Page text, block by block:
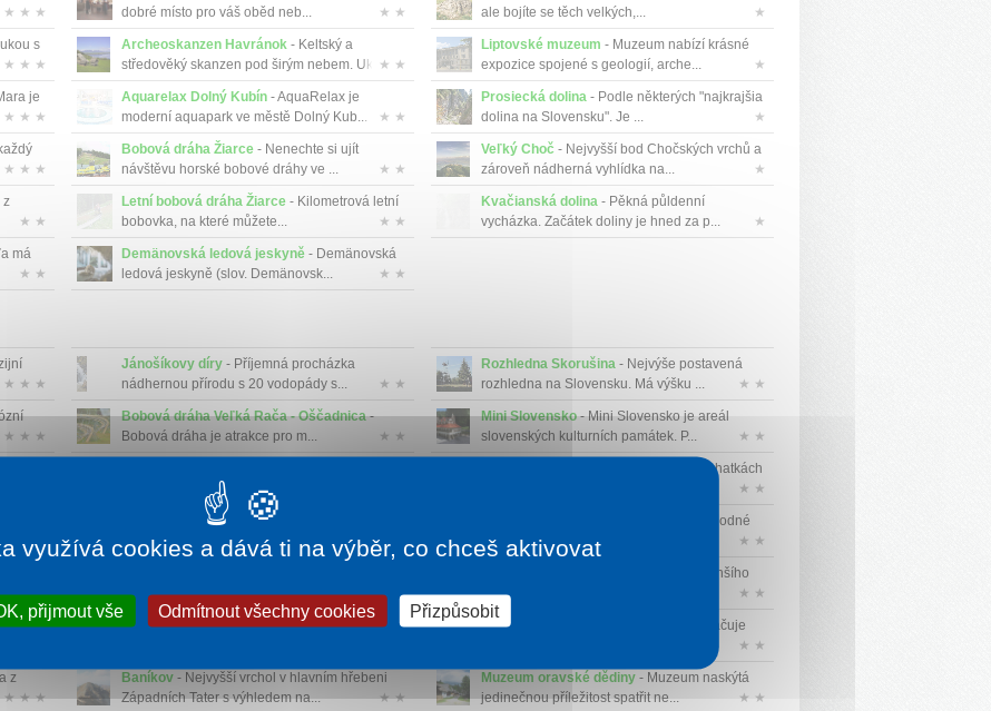
★ ★ ★
s
★ ★ ★
je
★ ★ ★
★ ★ ★
z
★ ★
má
★ ★
dobré místo pro váš oběd neb...
★ ★
Archeoskanzen Havránok- Keltský a
středověký skanzen pod širým nebem. Uka...★ ★
Aquarelax Dolný Kubín- AquaRelax je
moderní aquapark ve městě Dolný Kub...
★ ★
Bobová dráha Žiarce- Nenechte si ujít
návštěvu horské bobové dráhy ve ...
★ ★
Letní bobová dráha Žiarce- Kilometrová letní
bobovka, na které můžete...
★ ★
Demänovská ledová jeskyně- Demänovská
ledová jeskyně (slov. Demänovsk...
★ ★
ale bojíte se těch velkých,...
★
Liptovské muzeum - Muzeum nabízí krásné
expozice spojené s geologií, arche...
★
Prosiecká dolina- Podle některých "najkrajšia
dolina na Slovensku". Je ...
★
Veľký Choč - Nejvyšší bod Chočských vrchů a
zároveň nádherná vyhlídka na...
★
Kvačianská dolina- Pěkná půldenní
vycházka. Začátek doliny je hned za p...
★
★ ★ ★
★ ★ ★
★ ★ ★
★ ★ ★
z
★ ★ ★
Jánošíkovy díry- Příjemná procházka
nádhernou přírodu s 20 vodopády s...
★ ★
Bobová dráha Veľká Rača - Oščadnica-
Bobová dráha je atrakce pro m...
★ ★
lyžařské středisko s terénem ...
Stanišovská jeskyně- Jeskyně u Liptovského
Jánu, která je známá nápisy...
★ ★
chvíli pravými jeskyňáři a pro...
★ ★
Slanický ostrov umění- Ze zatopené obce
Baníkov- Nejvyšší vrchol v hlavním hřebeni
Západních Tater s výhledem na...
★ ★
Rozhledna Skorušina- Nejvýše postavená
rozhledna na Slovensku. Má výšku ...
★ ★
Mini Slovensko- Mini Slovensko je areál
slovenských kulturních památek. P...
★ ★
- Ubytování v těchto chatkách
★ ★
- Středisko vhodné
pro nenáročné lyžaře a rod...
★ ★
- Zřícenina menšího
vodního hrádku, kolem kterého ...
★ ★
Národní park Malá Fatra
- NP se vyznačuje
★ ★
Muzeum oravské dědiny- Muzeum naskýtá
jedinečnou příležitost spatřit ne...
★ ★
využívá cookies a dává ti na výběr, co chceš aktivovat
přijmout vše Odmítnout všechny cookies Přizpůsobit